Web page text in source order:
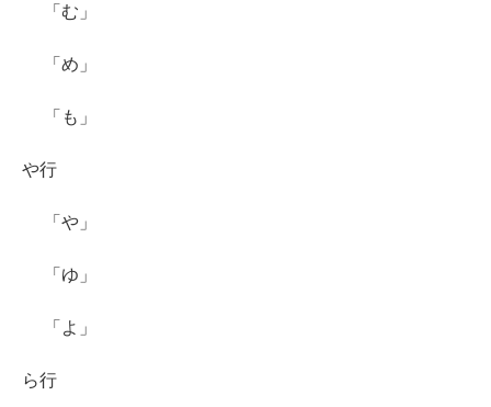
「む」
「め」
「も」
や行
「や」
「ゆ」
「よ」
ら行